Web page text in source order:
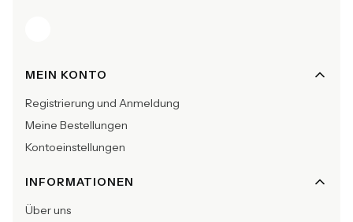
Fußzeilenmenü
MEIN KONTO
Registrierung und Anmeldung
Meine Bestellungen
Kontoeinstellungen
INFORMATIONEN
Über uns